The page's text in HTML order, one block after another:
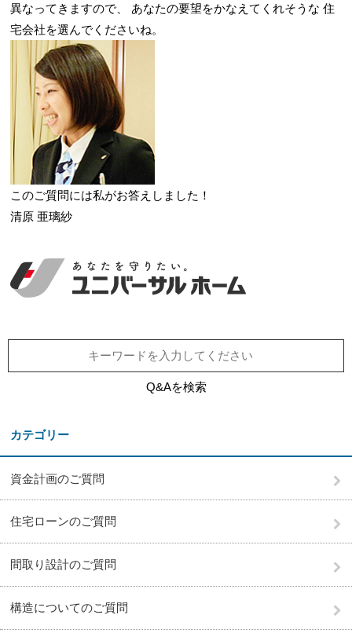
異なってきますので、
あなたの要望をかなえてくれそうな 住
宅会社を選んでくださいね。
このご質問には私がお答えしました！
清原 亜璃紗
Q&Aを検索
カテゴリー
資金計画のご質問
住宅ローンのご質問
間取り設計のご質問
構造についてのご質問